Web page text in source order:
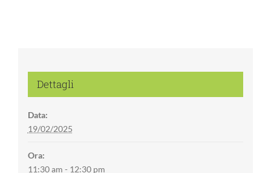
Dettagli
Data:
19/02/2025
Ora:
11:30 am - 12:30 pm